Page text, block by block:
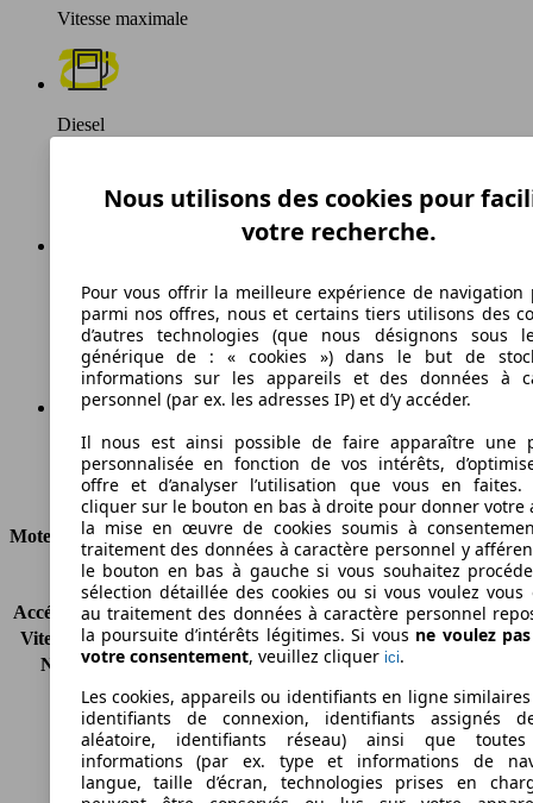
Vitesse maximale
Diesel
149 g/km
Émissions de CO2 (combinées)*
Ø 5.6 l/100km
Consommation
Moteur et Puissance
KW (CH)
110 kW (150 PS)
Accélération (0-100 km/h) 9.0s
Vitesse maximale (km/h) 209 km/h
Nombre de vitesses
6
Couple
305 nm
Cylindrée
1910 ccm
Carburant
Diesel
Cylindres
Transmission
Boîte manuelle
Nous utilisons des cookies pour
votre recherche.
Pour vous offrir la meilleure expérience de navigation
parmi nos offres, nous et certains tiers utilisons des
d’autres technologies (que nous désignons sous
générique de : « cookies ») dans le but de
informations sur les appareils et des données à
personnel (par ex. les adresses IP) et d’y accéder.
Il nous est ainsi possible de faire apparaître une
personnalisée en fonction de vos intérêts,
offre et d’analyser l’utilisation que vous en faites.
cliquer sur le bouton en bas à droite pour donner votre
la mise en œuvre de cookies soumis à
traitement des données à caractère personnel y
le bouton en bas à gauche si vous souhaitez
sélection détaillée des cookies ou si vous voulez vous
au traitement des données à caractère personnel
la poursuite d’intérêts légitimes. Si vous ne voulez
votre consentement, veuillez cliquer ici.
Les cookies, appareils ou identifiants en ligne
identifiants de connexion, identifiants assignés
aléatoire, identifiants réseau) ainsi que
informations (par ex. type et informations de
langue, taille d’écran, technologies prises en